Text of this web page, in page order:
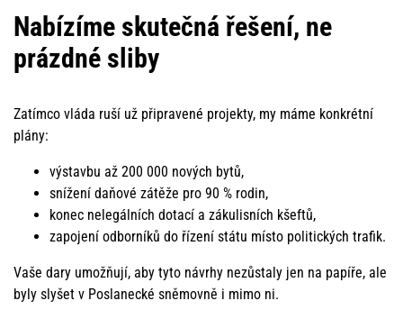
Nabízíme skutečná řešení, ne
prázdné sliby
Zatímco vláda ruší už připravené projekty, my máme konkrétní
plány:
výstavbu až 200 000 nových bytů,
snížení daňové zátěže pro 90 % rodin,
konec nelegálních dotací a zákulisních kšeftů,
zapojení odborníků do řízení státu místo politických trafik.
Vaše dary umožňují, aby tyto návrhy nezůstaly jen na papíře, ale
byly slyšet v Poslanecké sněmovně i mimo ni.